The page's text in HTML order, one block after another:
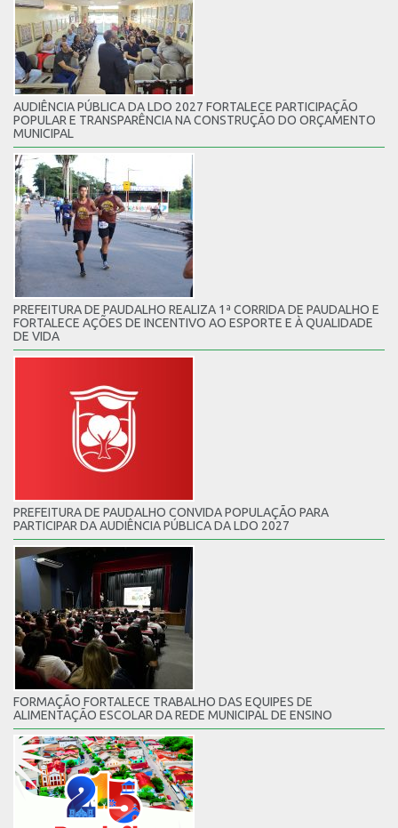
AUDIÊNCIA PÚBLICA DA LDO 2027 FORTALECE PARTICIPAÇÃO
POPULAR E TRANSPARÊNCIA NA CONSTRUÇÃO DO ORÇAMENTO
MUNICIPAL
PREFEITURA DE PAUDALHO REALIZA 1ª CORRIDA DE PAUDALHO E
FORTALECE AÇÕES DE INCENTIVO AO ESPORTE E À QUALIDADE
DE VIDA
PREFEITURA DE PAUDALHO CONVIDA POPULAÇÃO PARA
PARTICIPAR DA AUDIÊNCIA PÚBLICA DA LDO 2027
FORMAÇÃO FORTALECE TRABALHO DAS EQUIPES DE
ALIMENTAÇÃO ESCOLAR DA REDE MUNICIPAL DE ENSINO